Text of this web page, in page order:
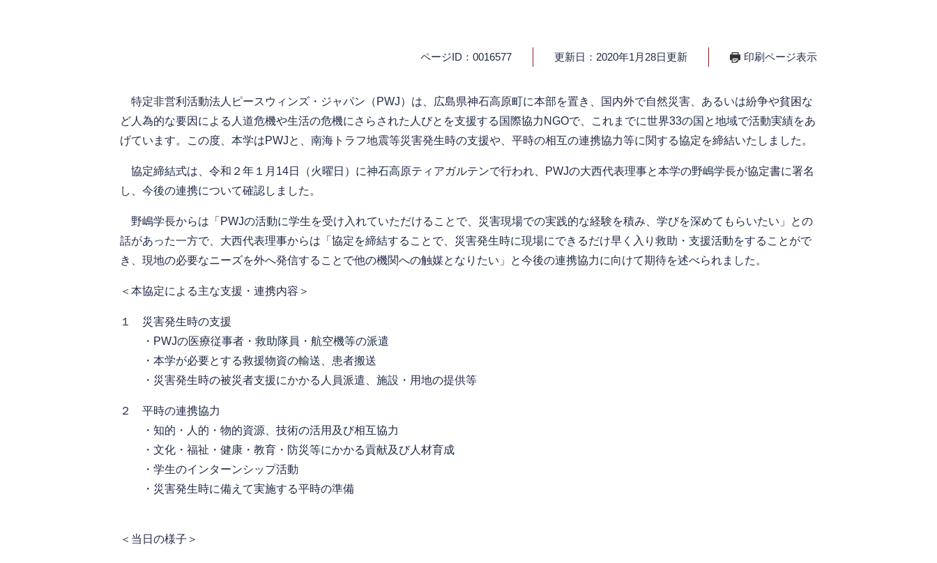
ページID：0016577 更新日：2020年1月28日更新 印刷ページ表示
特定非営利活動法人ピースウィンズ・ジャパン（PWJ）は、広島県神石高原町に本部を置き、国内外で自然災害、あるいは紛争や貧困な
ど人為的な要因による人道危機や生活の危機にさらされた人びとを支援する国際協力NGOで、これまでに世界33の国と地域で活動実績をあ
げています。この度、本学はPWJと、南海トラフ地震等災害発生時の支援や、平時の相互の連携協力等に関する協定を締結いたしました。
協定締結式は、令和２年１月14日（火曜日）に神石高原ティアガルテンで行われ、PWJの大西代表理事と本学の野嶋学長が協定書に署名
し、今後の連携について確認しました。
野嶋学長からは「PWJの活動に学生を受け入れていただけることで、災害現場での実践的な経験を積み、学びを深めてもらいたい」との
話があった一方で、大西代表理事からは「協定を締結することで、災害発生時に現場にできるだけ早く入り救助・支援活動をすることがで
き、現地の必要なニーズを外へ発信することで他の機関への触媒となりたい」と今後の連携協力に向けて期待を述べられました。
＜本協定による主な支援・連携内容＞
１ 災害発生時の支援
・PWJの医療従事者・救助隊員・航空機等の派遣
・本学が必要とする救援物資の輸送、患者搬送
・災害発生時の被災者支援にかかる人員派遣、施設・用地の提供等
２ 平時の連携協力
・知的・人的・物的資源、技術の活用及び相互協力
・文化・福祉・健康・教育・防災等にかかる貢献及び人材育成
・学生のインターンシップ活動
・災害発生時に備えて実施する平時の準備
＜当日の様子＞